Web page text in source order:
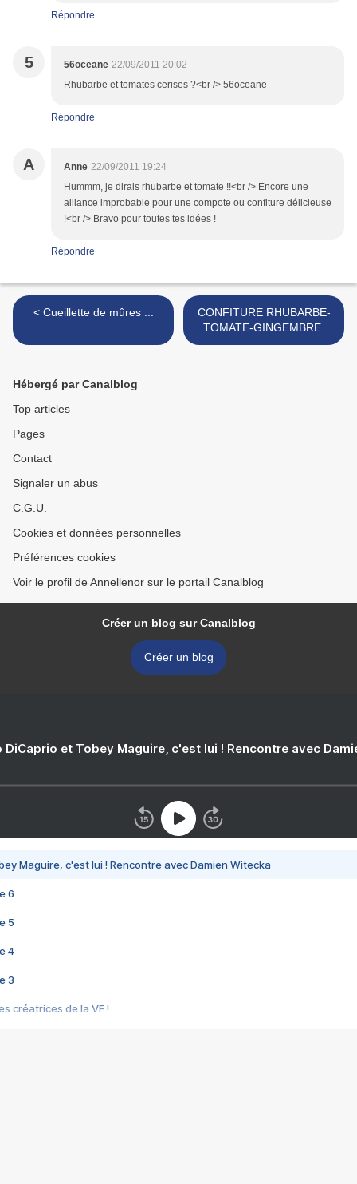
Répondre
5 56oceane 22/09/2011 20:02
Rhubarbe et tomates cerises ?<br /> 56oceane
Répondre
A Anne 22/09/2011 19:24
Hummm, je dirais rhubarbe et tomate !!<br /> Encore une
alliance improbable pour une compote ou confiture délicieuse
!<br /> Bravo pour toutes tes idées !
Répondre
< Cueillette de mûres ...
CONFITURE RHUBARBE-
TOMATE-GINGEMBRE-
VANILLE à se damner ! >
Hébergé par Canalblog
Top articles
Pages
Contact
Signaler un abus
C.G.U.
Cookies et données personnelles
Préférences cookies
Voir le profil de Annellenor sur le portail Canalblog
Créer un blog sur Canalblog
Créer un blog
DiCaprio et Tobey Maguire, c'est lui ! Rencontre avec
Maguire, c'est lui ! Rencontre avec Damien Witecka
6
5
4
3
créatrices de la VF !